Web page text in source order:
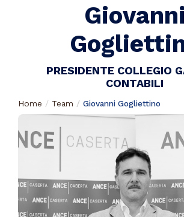
Giovanni
PRESIDENTE COLLEGIO
CONTABILI
Home Team Giovanni Gogliettino